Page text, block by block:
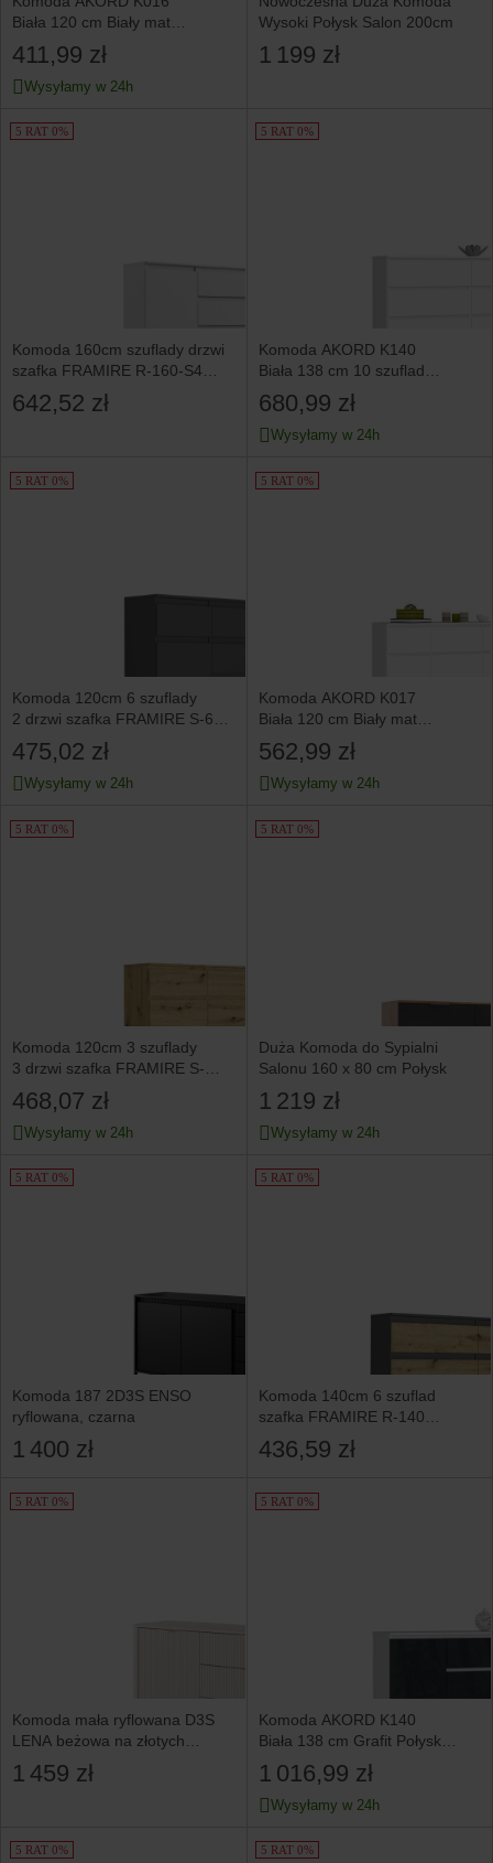
Biała 120 cm Biały mat
120x40x77 cm
411,99 zł
Wysyłamy w 24h
Wysoki Połysk Salon 200cm
1 199 zł
5 RAT 0%
Komoda 160cm szuflady drzwi
szafka FRAMIRE R-160-S4
biała
642,52 zł
5 RAT 0%
Komoda AKORD K140
Biała 138 cm 10 szuflad
138x40x121 cm
680,99 zł
Wysyłamy w 24h
5 RAT 0%
Komoda 120cm 6 szuflady
2 drzwi szafka FRAMIRE S-62D
antracyt
475,02 zł
Wysyłamy w 24h
5 RAT 0%
Komoda AKORD K017
Biała 120 cm Biały mat
120x40x99 cm
562,99 zł
Wysyłamy w 24h
5 RAT 0%
Komoda 120cm 3 szuflady
3 drzwi szafka FRAMIRE S-
3 artisan
468,07 zł
Wysyłamy w 24h
5 RAT 0%
Duża Komoda do Sypialni
Salonu 160 x 80 cm Połysk
1 219 zł
Wysyłamy w 24h
5 RAT 0%
Komoda 187 2D3S ENSO
ryflowana, czarna
1 400 zł
5 RAT 0%
Komoda 140cm 6 szuflad
szafka FRAMIRE R-140
antracyt mix artisan
436,59 zł
5 RAT 0%
Komoda mała ryflowana D3S
LENA beżowa na złotych
nóżkach
1 459 zł
5 RAT 0%
Komoda AKORD K140
Biała 138 cm Grafit Połysk
138x40x99 cm
1 016,99 zł
Wysyłamy w 24h
5 RAT 0% 5 RAT 0%